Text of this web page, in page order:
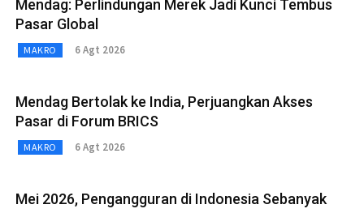
Mendag: Perlindungan Merek Jadi Kunci Tembus
Pasar Global
MAKRO 6 Agt 2026
Mendag Bertolak ke India, Perjuangkan Akses
Pasar di Forum BRICS
MAKRO 6 Agt 2026
Mei 2026, Pengangguran di Indonesia Sebanyak